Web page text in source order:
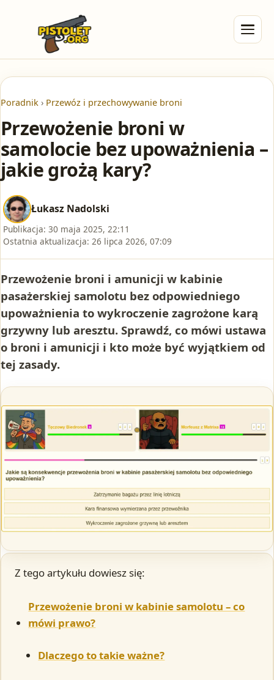
Poradnik › Przewóz i przechowywanie broni
Przewożenie broni w
samolocie bez upoważnienia –
jakie grożą kary?
Łukasz Nadolski
Publikacja: 30 maja 2025, 22:11
Ostatnia aktualizacja: 26 lipca 2026, 07:09
Przewożenie broni i amunicji w kabinie
pasażerskiej samolotu bez odpowiedniego
upoważnienia to wykroczenie zagrożone karą
grzywny lub aresztu. Sprawdź, co mówi ustawa
o broni i amunicji i kto może być wyjątkiem od
tej zasady.
Z tego artykułu dowiesz się:
Przewożenie broni w kabinie samolotu – co
mówi prawo?
Dlaczego to takie ważne?